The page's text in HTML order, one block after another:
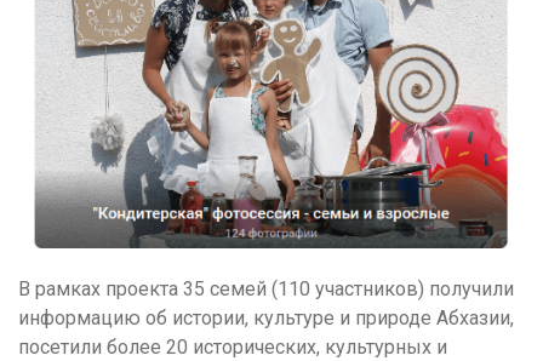
В рамках проекта 35 семей (110 участников) получили
информацию об истории, культуре и природе Абхазии,
посетили более 20 исторических, культурных и